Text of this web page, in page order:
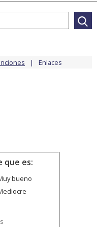
Enlaces
que es:
bueno